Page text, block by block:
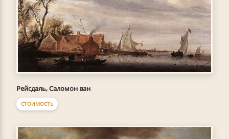
Рейсдаль, Саломон ван
СТОИМОСТЬ